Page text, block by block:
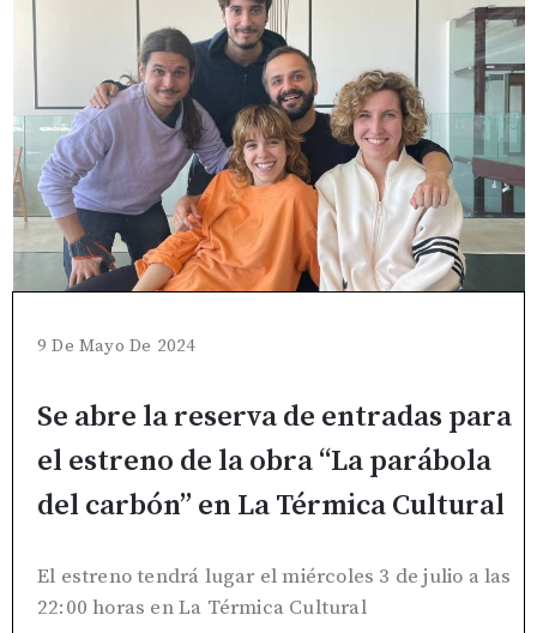
9 De Mayo De 2024
Se abre la reserva de entradas para
el estreno de la obra “La parábola
del carbón” en La Térmica Cultural
El estreno tendrá lugar el miércoles 3 de julio a las
22:00 horas en La Térmica Cultural